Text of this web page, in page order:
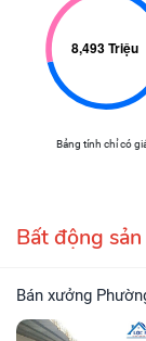
Bảng tính chỉ có
Bất động
Bán xưởng